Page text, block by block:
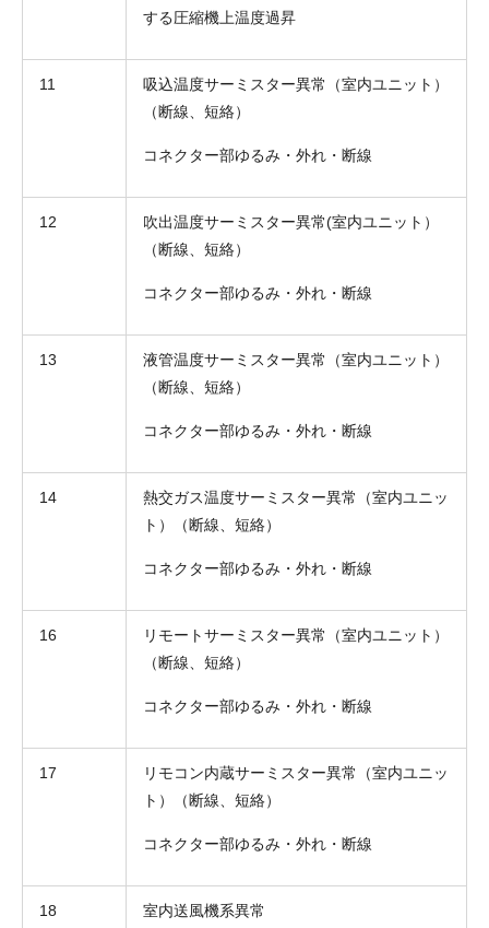
する圧縮機上温度過昇
11
吸込温度サーミスター異常（室内ユニット）
（断線、短絡）
コネクター部ゆるみ・外れ・断線
12
吹出温度サーミスター異常(室内ユニット）
（断線、短絡）
コネクター部ゆるみ・外れ・断線
13
液管温度サーミスター異常（室内ユニット）
（断線、短絡）
コネクター部ゆるみ・外れ・断線
14
熱交ガス温度サーミスター異常（室内ユニッ
ト）（断線、短絡）
コネクター部ゆるみ・外れ・断線
16
リモートサーミスター異常（室内ユニット）
（断線、短絡）
コネクター部ゆるみ・外れ・断線
17
リモコン内蔵サーミスター異常（室内ユニッ
ト）（断線、短絡）
コネクター部ゆるみ・外れ・断線
18 室内送風機系異常